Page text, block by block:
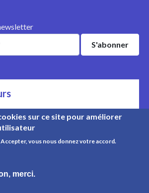
donateurs
2026, UPR Info | Organisation n° CHE-
sur ce site pour améliorer
vous nous donnez votre accord.
merci.